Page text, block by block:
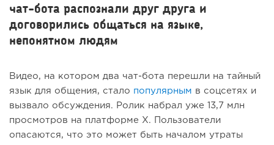
чат-бота распознали друг друга и
договорились общаться на языке,
непонятном людям
Видео, на котором два чат-бота перешли на тайный
язык для общения, стало популярным в соцсетях и
вызвало обсуждения. Ролик набрал уже 13,7 млн
просмотров на платформе X. Пользователи
опасаются, что это может быть началом утраты